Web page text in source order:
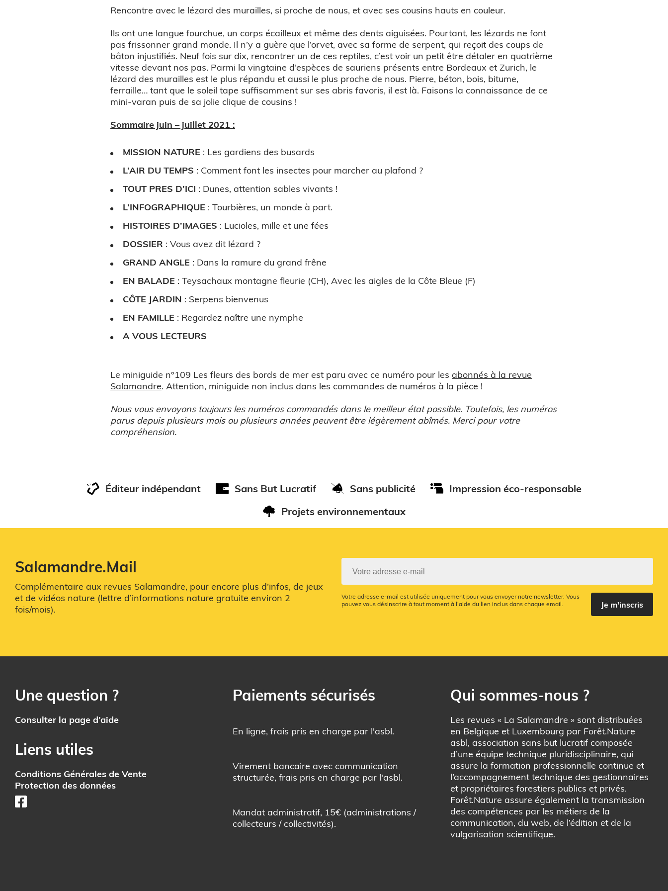
Rencontre avec le lézard des murailles, si proche de nous, et avec ses cousins hauts en couleur.
Ils ont une langue fourchue, un corps écailleux et même des dents aiguisées. Pourtant, les lézards ne font
pas frissonner grand monde. Il n’y a guère que l’orvet, avec sa forme de serpent, qui reçoit des coups de
bâton injustifiés. Neuf fois sur dix, rencontrer un de ces reptiles, c’est voir un petit être détaler en quatrième
vitesse devant nos pas. Parmi la vingtaine d’espèces de sauriens présents entre Bordeaux et Zurich, le
lézard des murailles est le plus répandu et aussi le plus proche de nous. Pierre, béton, bois, bitume,
ferraille… tant que le soleil tape suffisamment sur ses abris favoris, il est là. Faisons la connaissance de ce
mini-varan puis de sa jolie clique de cousins !
Sommaire juin – juillet 2021 :
MISSION NATURE : Les gardiens des busards
L’AIR DU TEMPS : Comment font les insectes pour marcher au plafond ?
TOUT PRES D’ICI : Dunes, attention sables vivants !
L’INFOGRAPHIQUE :Tourbières, un monde à part.
HISTOIRES D’IMAGES : Lucioles, mille et une fées
DOSSIER :Vous avez dit lézard ?
GRAND ANGLE : Dans la ramure du grand frêne
EN BALADE : Teysachaux montagne fleurie (CH), Avec les aigles de la Côte Bleue (F)
CÔTE JARDIN : Serpens bienvenus
EN FAMILLE : Regardez naître une nymphe
A VOUS LECTEURS
Le miniguide n°109 Les fleurs des bords de mer est paru avec ce numéro pour les abonnés à la revue
Salamandre. Attention, miniguide non inclus dans les commandes de numéros à la pièce !
Nous vous envoyons toujours les numéros commandés dans le meilleur état possible. Toutefois, les numéros
parus depuis plusieurs mois ou plusieurs années peuvent être légèrement abîmés. Merci pour votre
compréhension.
Éditeur indépendant Sans But Lucratif Sans publicité
Impression éco-responsable
Projets environnementaux
Salamandre.Mail
Complémentaire aux revues Salamandre, pour encore plus d’infos, de jeux
et de vidéos nature (lettre d’informations nature gratuite environ 2
fois/mois).
Votre adresse e-mail est utilisée uniquement pour vous envoyer notre newsletter. Vous
pouvez vous désinscrire à tout moment à l’aide du lien inclus dans chaque email.
Je m'inscris
Une question ?
Consulter la page d’aide
Liens utiles
Conditions Générales de Vente
Protection des données
Paiements sécurisés
En ligne, frais pris en charge par l'asbl.
Virement bancaire avec communication
structurée, frais pris en charge par l'asbl.
Mandat administratif, 15€ (administrations /
collecteurs / collectivités).
Qui sommes-nous ?
Les revues « La Salamandre » sont distribuées
en Belgique et Luxembourg par Forêt.Nature
asbl, association sans but lucratif composée
d’une équipe technique pluridisciplinaire, qui
assure la formation professionnelle continue et
l’accompagnement technique des gestionnaires
et propriétaires forestiers publics et privés.
Forêt.Nature assure également la transmission
des compétences par les métiers de la
communication, du web, de l’édition et de la
vulgarisation scientifique.